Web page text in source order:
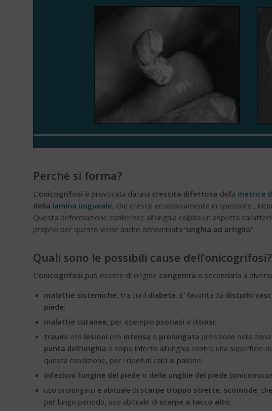
Perché si forma?
L’onicogrifosi è provocata da una crescita difettosa della matrice
della lamina ungueale, che cresce eccessivamente in spessore ,
Questa deformazione conferisce all’unghia colpita un aspetto
proprio per questo viene anche denominata “unghia ad artiglio”.
Quali sono le possibili cause dell’onicogrifosi?
L’onicogrifosi può essere di origine congenita o secondaria a
malattie sistemiche, tra cui il diabete. E’ favorita da disturbi
piede;
malattie cutanee, per esempio psoriasi e ittiosi;
traumi e/o lesioni e/o intensa o prolungata pressione nella
punta dell’unghia o colpo inferto all’unghia contro una superficie
questa condizione, per i ripetuti calci al pallone;
infezioni fungine del piede o delle unghie del piede
uso prolungato e abituale di scarpe troppo strette, scomode,
per lungo periodo, uso abituale di scarpe a tacco alto;